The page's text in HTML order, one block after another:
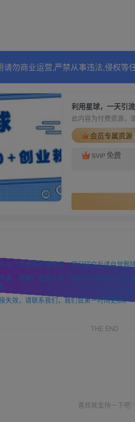
勿商业运营,严禁从事违法,侵权等
利用星球，一天引
此内容为付费资源，
会员专属资源
SVIP 免费
设计思想和原理使用，学习研究后请自觉
者，谢谢！若您认为「https://mc9527.cn/
失效，请联系我们，我们会第一时间更新。
THE END
喜欢就支持一下吧